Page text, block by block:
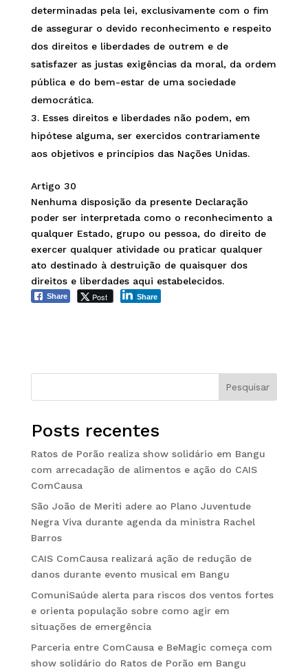
determinadas pela lei, exclusivamente com o fim
de assegurar o devido reconhecimento e respeito
dos direitos e liberdades de outrem e de
satisfazer as justas exigências da moral, da ordem
pública e do bem-estar de uma sociedade
democrática.
Esses direitos e liberdades não podem, em
hipótese alguma, ser exercidos contrariamente
aos objetivos e princípios das Nações Unidas.
Artigo 30
Nenhuma disposição da presente Declaração
poder ser interpretada como o reconhecimento a
qualquer Estado, grupo ou pessoa, do direito de
exercer qualquer atividade ou praticar qualquer
ato destinado à destruição de quaisquer dos
direitos e liberdades aqui estabelecidos.
Share Post Share
Pesquisar
Posts recentes
Ratos de Porão realiza show solidário em Bangu
com arrecadação de alimentos e ação do CAIS
ComCausa
São João de Meriti adere ao Plano Juventude
Negra Viva durante agenda da ministra Rachel
Barros
CAIS ComCausa realizará ação de redução de
danos durante evento musical em Bangu
ComuniSaúde alerta para riscos dos ventos fortes
e orienta população sobre como agir em
situações de emergência
Parceria entre ComCausa e BeMagic começa com
show solidário do Ratos de Porão em Bangu